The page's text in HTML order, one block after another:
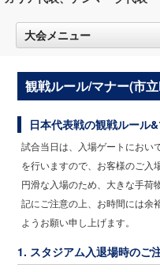
大会メニュー
観戦ルール/マナー(市
日本代表戦の観戦ルール
試合当日は、入場ゲートにおい
を行いますので、お客様のご入
円滑な入場のため、大きな手荷
記にご注意の上、お時間には余
ようお願い申し上げます。
1. スタジアム入退場時のご